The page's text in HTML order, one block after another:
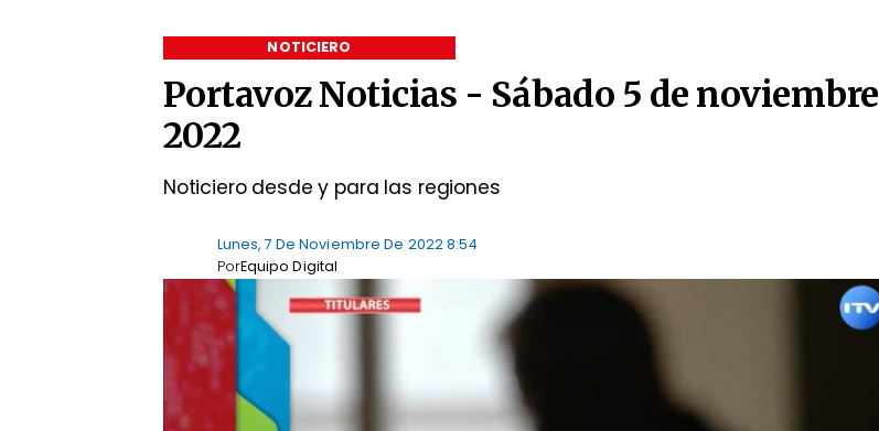
Portavoz Noticias - Sábado 5 de noviembre
2022
Noticiero desde y para las regiones
NOTICIERO
Lunes, 7 De Noviembre De 2022 8:54
Equipo Digital
Por